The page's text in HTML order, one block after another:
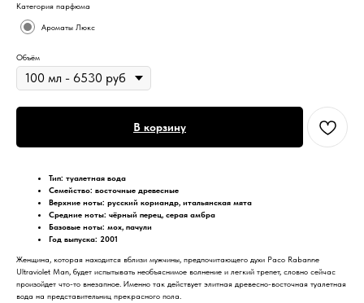
Категория парфюма
Ароматы Люкс
Объём
В корзину
Тип: туалетная вода
Семейство: восточные древесные
Верхние ноты: русский кориандр, итальянская мята
Средние ноты: чёрный перец, серая амбра
Базовые ноты: мох, пачули
Год выпуска: 2001
Женщина, которая находится вблизи мужчины, предпочитающего духи Paco Rabanne
Ultraviolet Man, будет испытывать необъяснимое волнение и легкий трепет, словно сейчас
произойдет что-то внезапное. Именно так действует элитная древесно-восточная туалетная
вода на представительниц прекрасного пола.